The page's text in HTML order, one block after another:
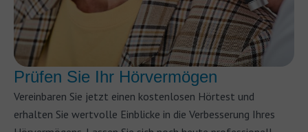
Prüfen Sie Ihr Hörvermögen
Vereinbaren Sie jetzt einen kostenlosen Hörtest und
erhalten Sie wertvolle Einblicke in die Verbesserung Ihres